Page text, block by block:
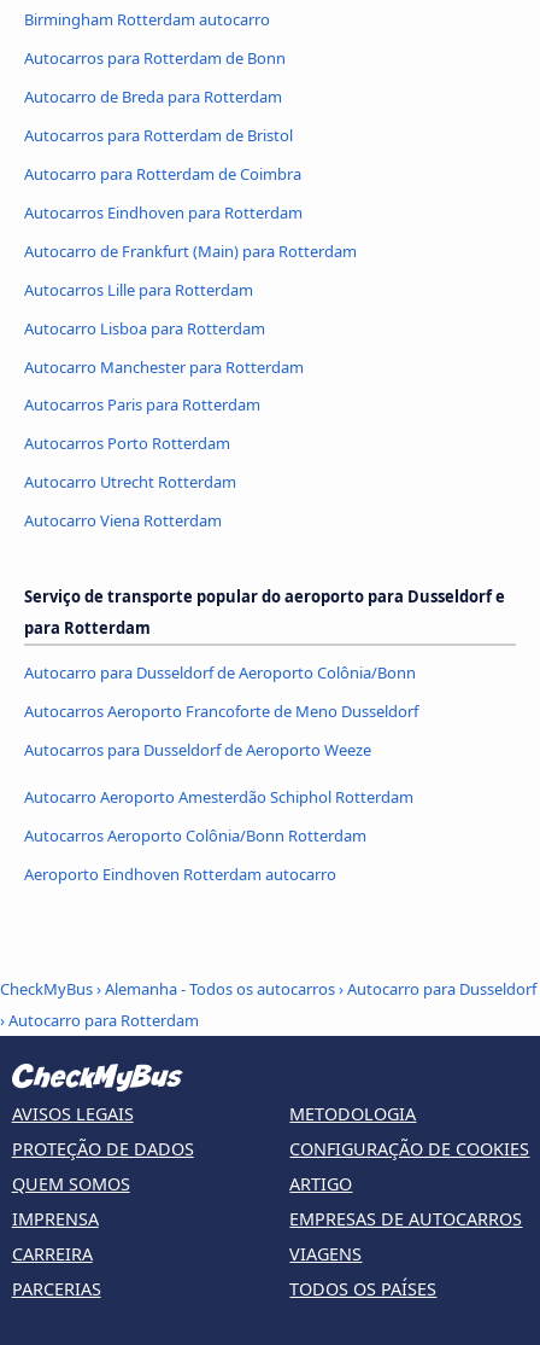
Birmingham Rotterdam autocarro
Autocarros para Rotterdam de Bonn
Autocarro de Breda para Rotterdam
Autocarros para Rotterdam de Bristol
Autocarro para Rotterdam de Coimbra
Autocarros Eindhoven para Rotterdam
Autocarro de Frankfurt (Main) para Rotterdam
Autocarros Lille para Rotterdam
Autocarro Lisboa para Rotterdam
Autocarro Manchester para Rotterdam
Autocarros Paris para Rotterdam
Autocarros Porto Rotterdam
Autocarro Utrecht Rotterdam
Autocarro Viena Rotterdam
Serviço de transporte popular do aeroporto para Dusseldorf e
para Rotterdam
Autocarro para Dusseldorf de Aeroporto Colônia/Bonn
Autocarros Aeroporto Francoforte de Meno Dusseldorf
Autocarros para Dusseldorf de Aeroporto Weeze
Autocarro Aeroporto Amesterdão Schiphol Rotterdam
Autocarros Aeroporto Colônia/Bonn Rotterdam
Aeroporto Eindhoven Rotterdam autocarro
CheckMyBus›Alemanha - Todos os autocarros›Autocarro para Dusseldorf
›Autocarro para Rotterdam
AVISOS LEGAIS
PROTEÇÃO DE DADOS
QUEM SOMOS
IMPRENSA
CARREIRA
PARCERIAS
METODOLOGIA
CONFIGURAÇÃO DE COOKIES
ARTIGO
EMPRESAS DE AUTOCARROS
VIAGENS
TODOS OS PAÍSES